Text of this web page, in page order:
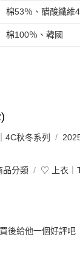
棉53％、醋酸纖維
棉100％、韓國
4C秋冬系列
品分類 ♡ 上衣｜
後給他一個好評吧